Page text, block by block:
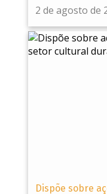
2 de agosto de
Dispõe sobre